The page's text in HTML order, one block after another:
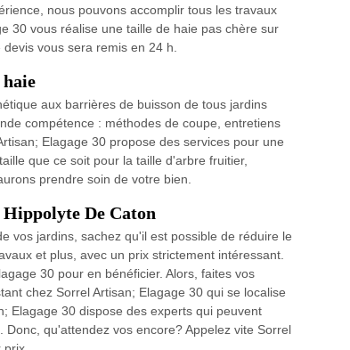
nous pouvons accomplir tous les travaux
30 vous réalise une taille de haie pas chère sur
vous sera remis en 24 h.
aux barrières de buisson de tous jardins
compétence : méthodes de coupe, entretiens
Elagage 30 propose des services pour une
que ce soit pour la taille d'arbre fruitier,
prendre soin de votre bien.
Hippolyte De Caton
vos jardins, sachez qu'il est possible de réduire le
et plus, avec un prix strictement intéressant.
30 pour en bénéficier. Alors, faites vos
chez Sorrel Artisan; Elagage 30 qui se localise
Elagage 30 dispose des experts qui peuvent
qu'attendez vos encore? Appelez vite Sorrel